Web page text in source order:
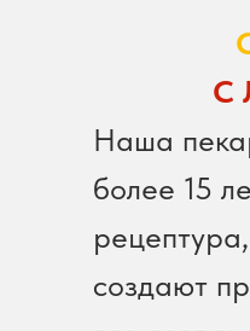
С
Наша
более 15
создают